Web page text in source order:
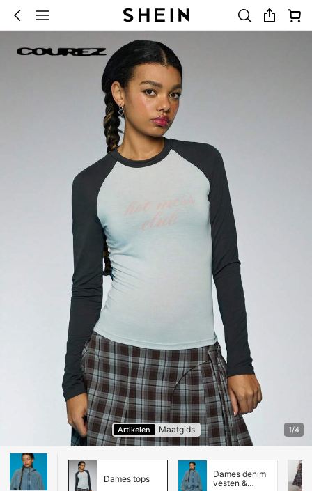
Artikelen Maatgids 1/4
Dames tops
Dames denim
vesten &